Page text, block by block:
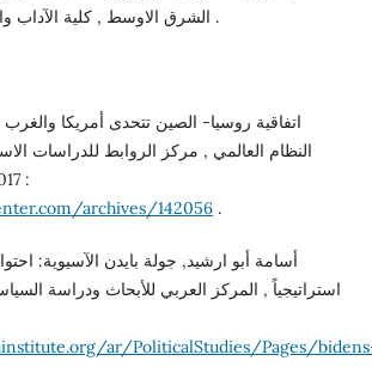
الشرق الاوسط , كلية الآداب والعلوم , عمان , 2018 .
اتفاقية روسيا- الصين تتحدى أمريكا
النظام العالمي , مركز الروابط للدراسات
2017 . متاح على الموقع :
archives/142056.
أسامة أبو ارشيد, جولة بايدن الآسيوية:
ar/PoliticalStudies/Pages/